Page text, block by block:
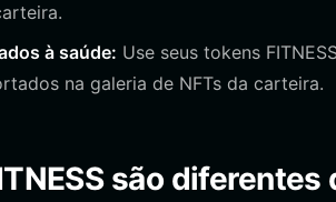
à saúde: Use seus tokens
na galeria de NFTs da carteira.
são